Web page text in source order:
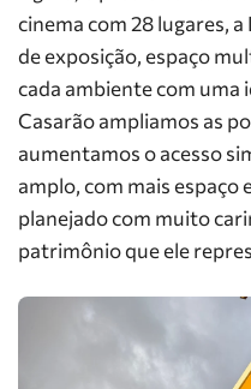
cinema com 28 lugares,
de exposição, espaço
cada ambiente com uma
Casarão ampliamos as
aumentamos o acesso
amplo, com mais espaço
planejado com muito
patrimônio que ele